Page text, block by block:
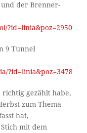
und der Brenner-
?id=linia&poz=2950
9 Tunnel
?id=linia&poz=3478
richtig gezählt habe,
zum Thema
hat,
mit dem